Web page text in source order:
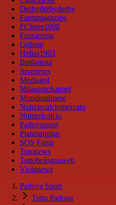
Derbyderbyderby
Fantamagazine
FCInter1908
Forzaroma
Golssip
Hellas1903
Ilmilanista
Juvenews
Mediagol
Milanistichannel
Mondoudinese
Notiziecalciomercato
Numericalcio
Padovasport
Pianetamilan
SOS Fanta
Toronews
Tuttobolognaweb
Violanews
Padova Sport
Tutto Padova